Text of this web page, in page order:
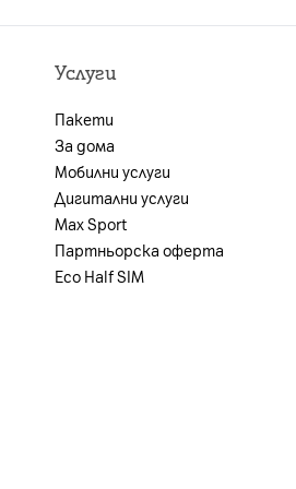
B42"
на договора за продажба
за предоставяне на
предплатения пакет.
Услуги
Пакети
За дома
Мобилни услуги
Дигитални услуги
Max Sport
Партньорска оферта
Eco Half SIM